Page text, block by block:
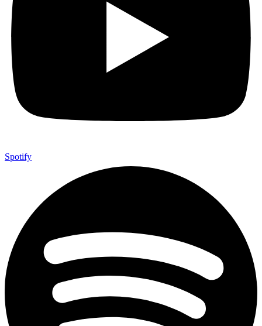
Spotify